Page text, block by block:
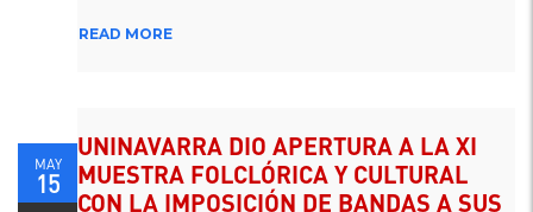
READ MORE
MAY
15
UNINAVARRA DIO APERTURA A LA XI
MUESTRA FOLCLÓRICA Y CULTURAL
CON LA IMPOSICIÓN DE BANDAS A SUS